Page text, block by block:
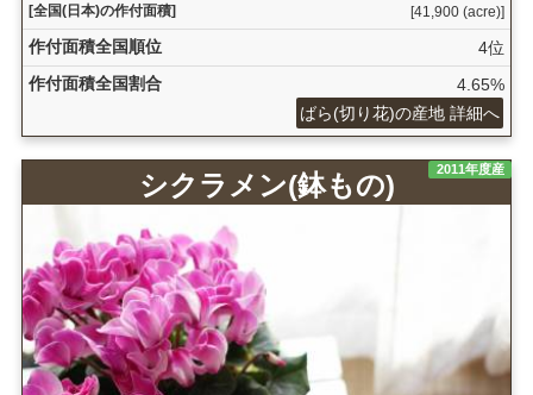
[全国(日本)の作付面積] [41,900 (acre)]
作付面積全国順位
4位
作付面積全国割合
4.65%
ばら(切り花)の産地 詳細へ
2011年度産
シクラメン(鉢もの)